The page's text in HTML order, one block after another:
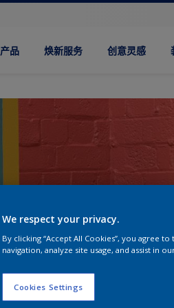
产品 焕新服务 创意灵感
We respect your privacy.
By clicking “Accept All Cookies”, you agree
navigation, analyze site usage, and assist in
Cookies Settings